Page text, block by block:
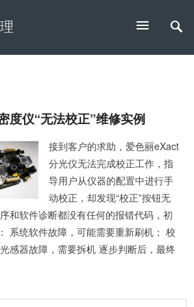
度仪“无法校正”维修实例
接到客户的求助，爱色丽eXact
分光仪无法完成校正工作，指
导用户从仪器的配置中进行手
动校正，却发现“校正”按钮无
和软件诊断都没有任何的报错代码，初
系统软件故障，可能需要重新刷机； 校
感器故障，需要拆机 逐步判断后，最终